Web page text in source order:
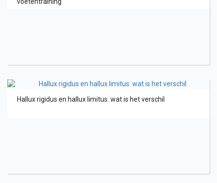
Hallux rigidus en hallux limitus: wat is het verschil